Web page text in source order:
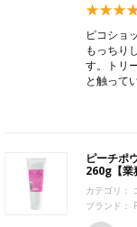
ピコショ
もっちり
す。トリ
と触って
ピーチポ
260g【業
カテゴリ：
ブランド：